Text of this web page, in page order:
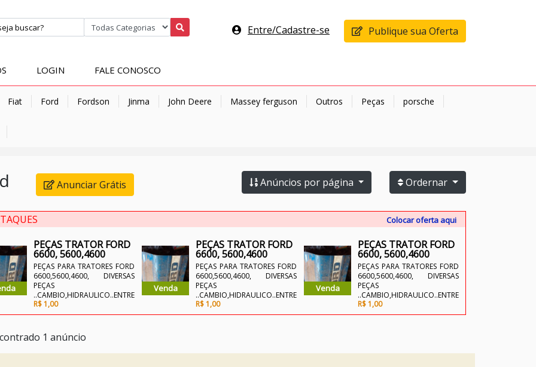
Entre/Cadastre-se Publique sua Oferta
LOGIN FALE CONOSCO
Fiat Ford Fordson Jinma John Deere Massey ferguson Outros Peças porsche
Anunciar Grátis Ordernar
Anúncios por página
Colocar oferta aqui
PEÇAS TRATOR FORD
6600, 5600,4600
PEÇAS PARA TRATORES FORD
6600,5600,4600, DIVERSAS
PEÇAS
..CAMBIO,HIDRAULICO..ENTRE
OUTRAS.
R$ 1,00
Venda
PEÇAS TRATOR FORD
6600, 5600,4600
PEÇAS PARA TRATORES FORD
6600,5600,4600, DIVERSAS
PEÇAS
..CAMBIO,HIDRAULICO..ENTRE
OUTRAS.
R$ 1,00
Venda
PEÇAS TRATOR FORD
6600, 5600,4600
PEÇAS PARA TRATORES FORD
6600,5600,4600, DIVERSAS
PEÇAS
..CAMBIO,HIDRAULICO..ENTRE
OUTRAS.
R$ 1,00
1 anúncio